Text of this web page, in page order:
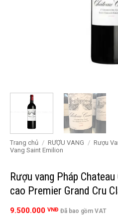
Trang chủ / RƯỢU VANG / Rượu
Vang Saint Emilion
Rượu vang Pháp
cao Premier Grand Cru
9.500.000 VNĐ Đã bao gồm VAT